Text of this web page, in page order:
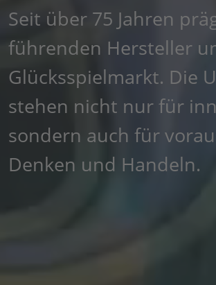
Seit über 75 Jahren
führenden Hersteller
Glücksspielmarkt. Die
stehen nicht nur für
sondern auch für
Denken und Handeln.